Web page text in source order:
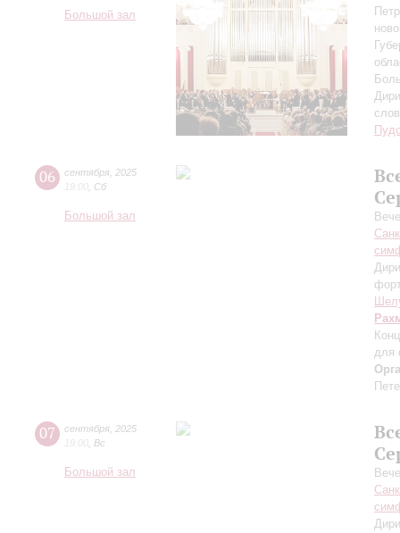
Большой зал
06 сентября 2025
19:00 Сб
Большой зал
для
07 сентября 2025
19:00 Вс
Большой зал